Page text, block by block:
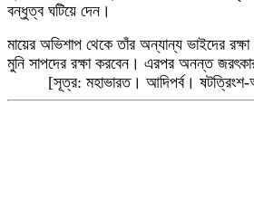
বন্ধুত্ব ঘটিয়ে দেন ।
মায়ের অভিশাপ থেকে তাঁর অন্যান্য ভাইদের
মুনি সাপদের রক্ষা করবেন । এরপর অনন্ত জরৎকারু
[সূত্র: মহাভারত। আদিপর্ব। ষটত্রিংশ-